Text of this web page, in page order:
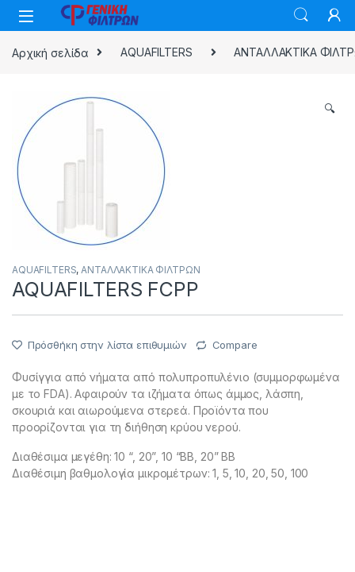
Skip to navigation
Skip to content
Αρχική σελίδα AQUAFILTERS ΑΝΤΑΛΛΑΚΤΙΚΑ
🔍
AQUAFILTERS,ΑΝΤΑΛΛΑΚΤΙΚΑ ΦΙΛΤΡΩΝ
AQUAFILTERS FCPP
Πρόσθήκη στην λίστα επιθυμιών Compare
Φυσίγγια από νήματα από πολυπροπυλένιο (συμμορφωμένα
με το FDA). Αφαιρούν τα ιζήματα όπως άμμος, λάσπη,
σκουριά και αιωρούμενα στερεά. Προϊόντα που
προορίζονται για τη διήθηση κρύου νερού.
Διαθέσιμα μεγέθη: 10 “, 20”, 10 “BB, 20” BB
Διαθέσιμη βαθμολογία μικρομέτρων: 1, 5, 10, 20, 50, 100